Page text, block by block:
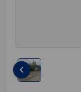
keyboard_arrow_left